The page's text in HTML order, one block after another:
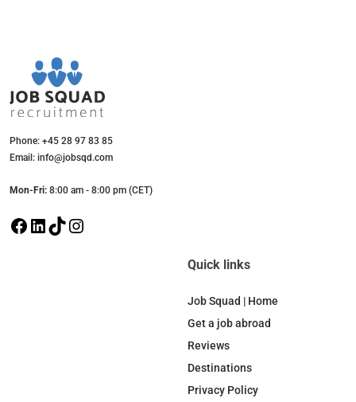
Phone: +45 28 97 83 85
Email: info@jobsqd.com
Mon-Fri: 8:00 am - 8:00 pm (CET)
F
L
T
Quick links
Job Squad | Home
Get a job abroad
Reviews
Destinations
Privacy Policy